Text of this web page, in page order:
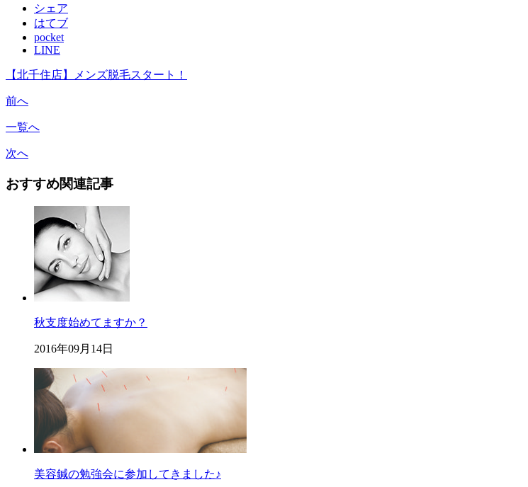
シェア
はてブ
pocket
LINE
【北千住店】メンズ脱毛スタート！
前へ
一覧へ
次へ
おすすめ関連記事
秋支度始めてますか？
2016年09月14日
美容鍼の勉強会に参加してきました♪